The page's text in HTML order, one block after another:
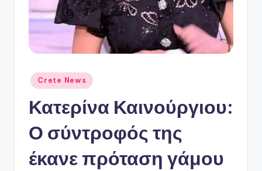
P
o
Αναρτήθηκε
σε
Crete News
Κατερίνα Καινούργιου:
Ο σύντροφός της
έκανε πρόταση γάμου